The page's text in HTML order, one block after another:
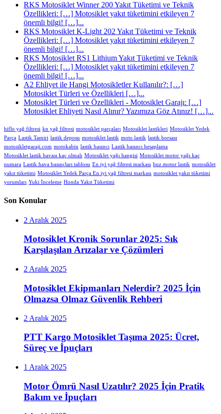
RKS Motosiklet Winner 200 Yakıt Tüketimi ve Teknik
Özellikleri: […] Motosiklet yakıt tüketimini etkileyen 7
önemli bilgi! […]...
RKS Motosiklet K-Light 202 Yakıt Tüketimi ve Teknik
Özellikleri: […] Motosiklet yakıt tüketimini etkileyen 7
önemli bilgi! […]...
RKS Motosiklet RS1 Lithium Yakıt Tüketimi ve Teknik
Özellikleri: […] Motosiklet yakıt tüketimini etkileyen 7
önemli bilgi! […]...
A2 Ehliyet ile Hangi Motosikletler Kullanılır?: […]
Motosiklet Türleri ve Özellikleri […]...
Motosiklet Türleri ve Özellikleri - Motosiklet Garajı: […]
Motosiklet Ehliyeti Nasıl Alınır? Yazımıza Göz Atınız! […]...
hiflo yağ filtresi kn yağ filtresi motosiklet parçaları Motosiklet lastikleri Motosiklet Yedek
Parça Lastik Tamiri lastik deposu motosiklet lastik moto lastik lastik borsası
motosikletgaraji.com motokabin lastik basıncı Lastik basıncı hesaplama
Motosiklet lastik havası kaç olmalı Motosiklet yağı hangisi Motosiklet motor yağı kaç
numara Lastik hava basınçları tablosu En iyi yağ filtresi markası buz motor lastik motosiklet
yakıt tüketimi Motosiklet Yedek Parça En iyi yağ filtresi markası motosiklet yakıt tüketimi
yorumları Yuki İnceleme Honda Yakıt Tüketimi
Son Konular
2 Aralık 2025
Motosiklet Kronik Sorunlar 2025: Sık
Karşılaşılan Arızalar ve Çözümleri
2 Aralık 2025
Motosiklet Ekipmanları Nelerdir? 2025 İçin
Olmazsa Olmaz Güvenlik Rehberi
2 Aralık 2025
PTT Kargo Motosiklet Taşıma 2025: Ücret,
Süreç ve İpuçları
1 Aralık 2025
Motor Ömrü Nasıl Uzatılır? 2025 İçin Pratik
Bakım ve İpuçları